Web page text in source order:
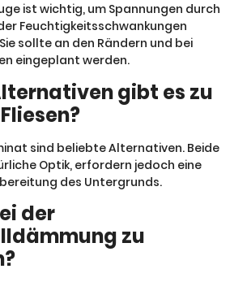
ist wichtig, um Spannungen durch
Feuchtigkeitsschwankungen
sollte an den Rändern und bei
eingeplant werden.
gibt es zu
sind beliebte Alternativen. Beide
Optik, erfordern jedoch eine
des Untergrunds.
der
zu